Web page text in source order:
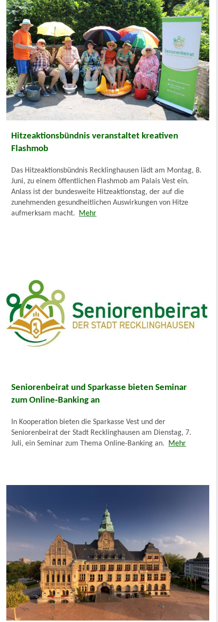
Hitzeaktionsbündnis veranstaltet kreativen
Flashmob
Das Hitzeaktionsbündnis Recklinghausen lädt am Montag, 8.
Juni, zu einem öffentlichen Flashmob am Palais Vest ein.
Anlass ist der bundesweite Hitzeaktionstag, der auf die
zunehmenden gesundheitlichen Auswirkungen von Hitze
aufmerksam macht.
Mehr
Seniorenbeirat und Sparkasse bieten Seminar
zum Online-Banking an
In Kooperation bieten die Sparkasse Vest und der
Seniorenbeirat der Stadt Recklinghausen am Dienstag, 7.
Juli, ein Seminar zum Thema Online-Banking an.
Mehr